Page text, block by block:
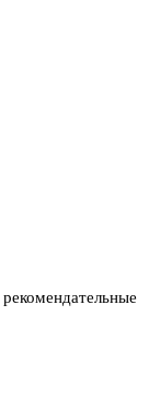
рекомендательные